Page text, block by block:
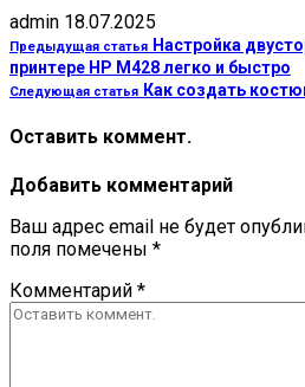
admin 18.07.2025
Предыдущая статья Настройка
принтере HP M428 легко и быстро
Следующая статья Как создать
Оставить коммент.
Добавить комментарий
Ваш адрес email не будет
поля помечены *
Комментарий *